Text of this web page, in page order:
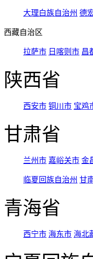
大理白族自治州 德
西藏自治区
拉萨市 日喀则市 昌
陕西省
西安市 铜川市 宝鸡
甘肃省
兰州市 嘉峪关市 金
临夏回族自治州 甘
青海省
西宁市 海东市 海北